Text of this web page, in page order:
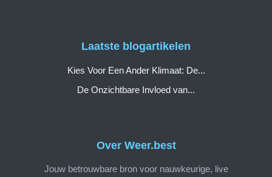
Over Weer.best
Jouw betrouwbare bron voor nauwkeurige, live
Laatste blogartikelen
Kies Voor Een Ander Klimaat: De...
De Onzichtbare Invloed van...